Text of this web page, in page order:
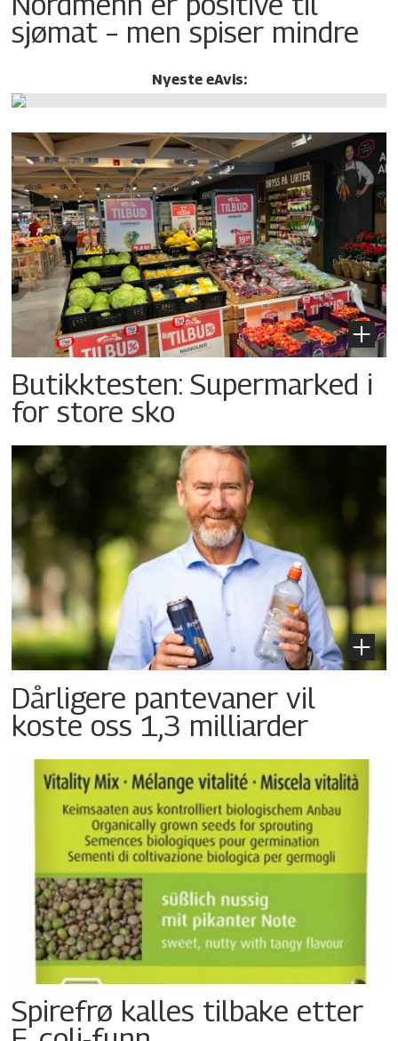
sjømat – men spiser mindre
Nyeste eAvis:
Butikktesten: Supermarked i
for store sko
Dårligere pantevaner vil
koste oss 1,3 milliarder
Spirefrø kalles tilbake etter